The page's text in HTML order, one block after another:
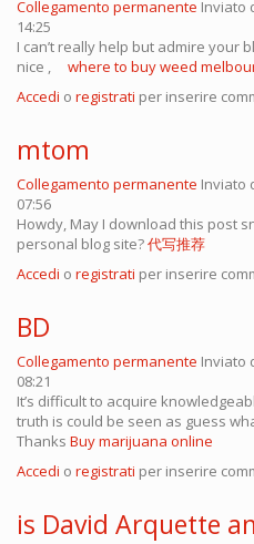
Collegamento permanente Inviato
14:25
I can’t really help but admire your
nice , where to buy weed
Accedi o registrati per inserire
mtom
Collegamento permanente Inviato
07:56
Howdy, May I download this post
personal blog site?代写推荐
Accedi o registrati per inserire
BD
Collegamento permanente Inviato
08:21
It’s difficult to acquire
truth is could be seen as guess
Thanks Buy marijuana online
Accedi o registrati per inserire
is David Arquette